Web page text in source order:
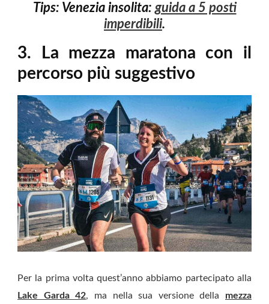
Tips: Venezia insolita: guida a 5 posti
imperdibili.
3. La mezza maratona con il
percorso più suggestivo
Per la prima volta quest’anno abbiamo partecipato alla
Lake Garda 42, ma nella sua versione della mezza